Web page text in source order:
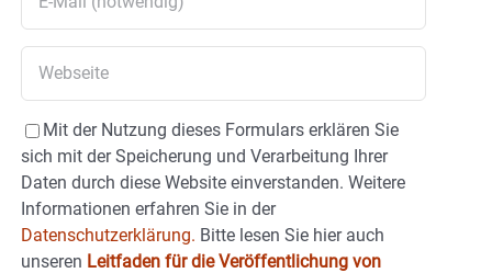
Mit der Nutzung dieses Formulars erklären Sie
sich mit der Speicherung und Verarbeitung Ihrer
Daten durch diese Website einverstanden. Weitere
Informationen erfahren Sie in der
Datenschutzerklärung. Bitte lesen Sie hier auch
unseren Leitfaden für die Veröffentlichung von